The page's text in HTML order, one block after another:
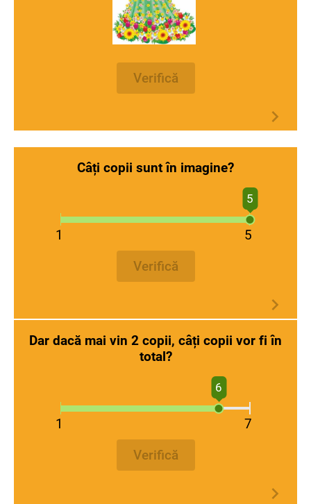
Verifică
Câți copii sunt în imagine?
5
1
5
Verifică
Dar dacă mai vin 2 copii, câți copii vor fi în
total?
6
1
7
Verifică